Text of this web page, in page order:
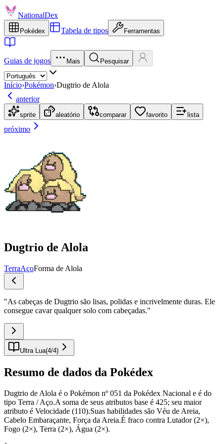
NationalDex
Pokédex Tabela de tipos Ferramentas
Guias de jogos Mais Pesquisar
Início›Pokémon›Dugtrio de Alola
anterior
sprite aleatório comparar favorito lista
próximo
Dugtrio de Alola
TerraAçoForma de Alola
"As cabeças de Dugtrio são lisas, polidas e incrivelmente duras. Ele
consegue cavar qualquer solo com cabeçadas."
Ultra Lua(4/4)
Resumo de dados da Pokédex
Dugtrio de Alola é o Pokémon nº 051 da Pokédex Nacional e é do
tipo Terra / Aço.A soma de seus atributos base é 425; seu maior
atributo é Velocidade (110).Suas habilidades são Véu de Areia,
Cabelo Embaraçante, Força da Areia.É fraco contra Lutador (2×),
Fogo (2×), Terra (2×), Água (2×).